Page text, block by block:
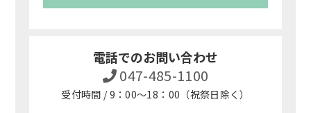
電話でのお問い合わせ
047-485-1100
受付時間 / 9：00～18：00（祝祭日除く）